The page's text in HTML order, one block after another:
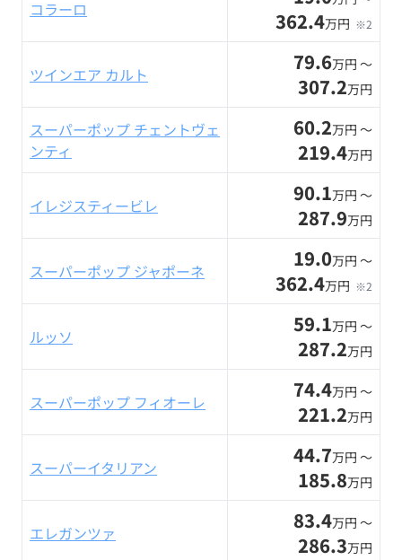
コラーロ 362.4万円 ※2
ツインエア カルト 79.6万円 〜
307.2万円
スーパーポップ チェントヴェ
ンティ
60.2万円 〜
219.4万円
イレジスティービレ 90.1万円 〜
287.9万円
スーパーポップ ジャポーネ 19.0万円 〜
362.4万円 ※2
ルッソ 59.1万円 〜
287.2万円
スーパーポップ フィオーレ 74.4万円 〜
221.2万円
スーパーイタリアン 44.7万円 〜
185.8万円
エレガンツァ 83.4万円 〜
286.3万円